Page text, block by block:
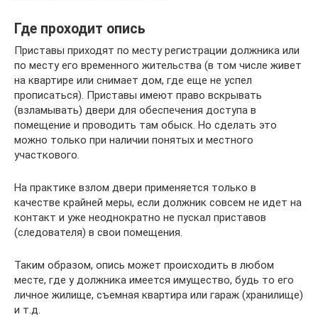
Где проходит опись
Приставы приходят по месту регистрации должника или
по месту его временного жительства (в том числе живет
на квартире или снимает дом, где еще не успел
прописаться). Приставы имеют право вскрывать
(взламывать) двери для обеспечения доступа в
помещение и проводить там обыск. Но сделать это
можно только при наличии понятых и местного
участкового.
На практике взлом двери применяется только в
качестве крайней меры, если должник совсем не идет на
контакт и уже неоднократно не пускал приставов
(следователя) в свои помещения.
Таким образом, опись может происходить в любом
месте, где у должника имеется имущество, будь то его
личное жилище, съемная квартира или гараж (хранилище)
и т.д.